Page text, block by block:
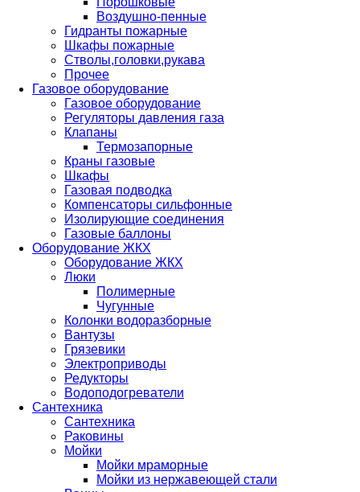
Воздушно-пенные
Гидранты пожарные
Шкафы пожарные
Стволы,головки,рукава
Прочее
Газовое оборудование
Газовое оборудование
Регуляторы давления газа
Клапаны
Термозапорные
Краны газовые
Шкафы
Газовая подводка
Компенсаторы сильфонные
Изолирующие соединения
Газовые баллоны
Оборудование ЖКХ
Оборудование ЖКХ
Люки
Полимерные
Чугунные
Колонки водоразборные
Вантузы
Грязевики
Электроприводы
Редукторы
Водоподогреватели
Сантехника
Сантехника
Раковины
Мойки
Мойки мраморные
Мойки из нержавеющей стали